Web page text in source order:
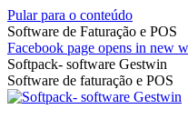
Pular para o conteúdo
Software de Faturação e POS
Facebook page opens in new
Softpack- software Gestwin
Software de faturação e POS